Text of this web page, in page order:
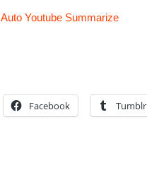
Auto Youtube Summarize
Facebook Tumblr